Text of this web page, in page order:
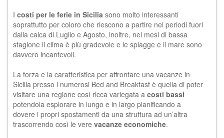
I costi per le ferie in Sicilia sono molto interessanti
soprattutto per coloro che riescono a partire nei periodi fuori
dalla calca di Luglio e Agosto, inoltre, nei mesi di bassa
stagione il clima è più gradevole e le spiagge e il mare sono
davvero incantevoli.
La forza e la caratteristica per affrontare una vacanze in
Sicilia presso i numerosi Bed and Breakfast è quella di poter
visitare una regione così ricca variegata a costi bassi
potendola esplorare in lungo e in largo pianificando a
dovere i propri spostamenti da una struttura ad un’altra
trascorrendo così le vere vacanze economiche.